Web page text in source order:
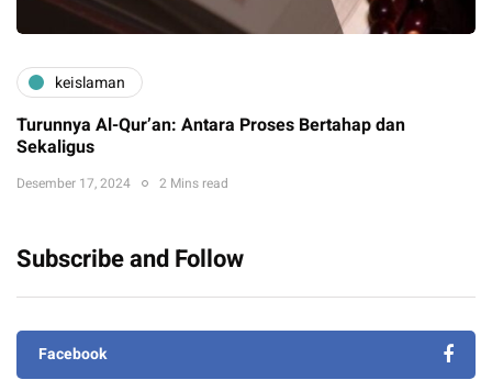
keislaman
Turunnya Al-Qur’an: Antara Proses Bertahap dan
Sekaligus
Desember 17, 2024 2 Mins read
Subscribe and Follow
Facebook